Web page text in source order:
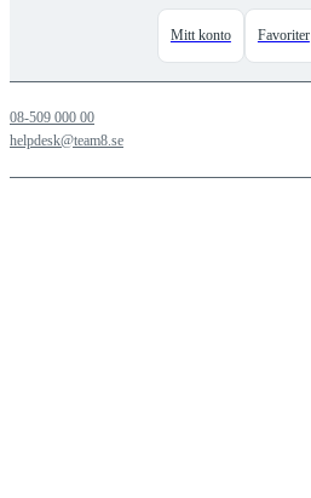
Mitt konto Favoriter
08-509 000 00
helpdesk@team8.se